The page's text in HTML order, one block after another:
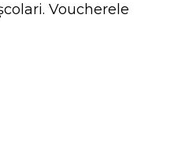
Voucherele